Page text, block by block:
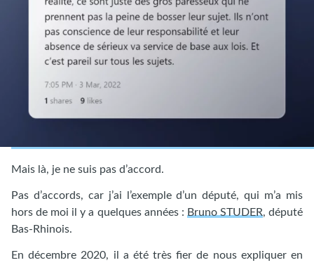
Mais là, je ne suis pas d’accord.
Pas d’accords, car j’ai l’exemple d’un député, qui m’a mis
hors de moi il y a quelques années : Bruno STUDER, député
Bas-Rhinois.
En décembre 2020, il a été très fier de nous expliquer en